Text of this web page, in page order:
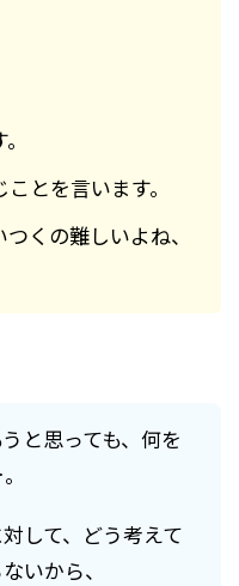
とを言います。
くの難しいよね、
と思っても、何を
して、どう考えて
いから、